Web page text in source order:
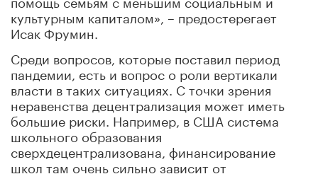
культурным капиталом», – предостерегает
Исак Фрумин.
Среди вопросов, которые поставил период
пандемии, есть и вопрос о роли вертикали
власти в таких ситуациях. С точки зрения
неравенства децентрализация может иметь
большие риски. Например, в США система
школьного образования
сверхдецентрализована, финансирование
школ там очень сильно зависит от